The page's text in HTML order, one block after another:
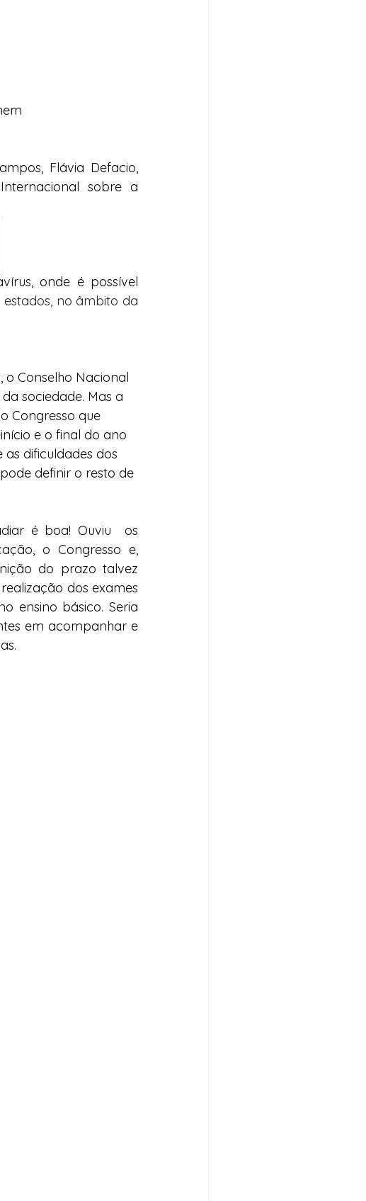
Flávia Defacio,
sobre a
onde é possível
no âmbito da
o Conselho Nacional
sociedade. Mas a
Congresso que
e o final do ano
as dificuldades dos
definir o resto de
é boa! Ouviu  os
o Congresso e,
do prazo talvez
dos exames
ensino básico. Seria
em acompanhar e